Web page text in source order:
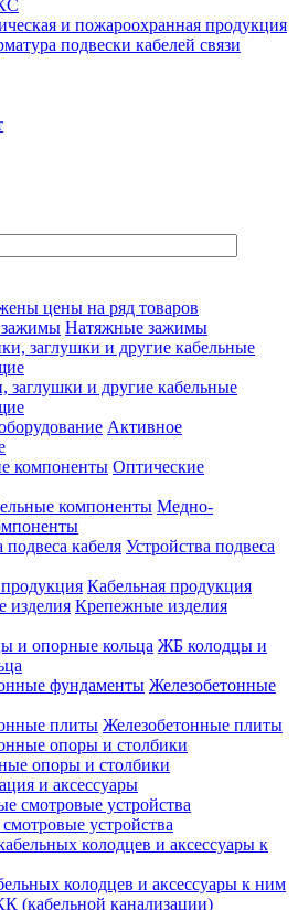
и пожароохранная продукция
подвески кабелей связи
цены на ряд товаров
Натяжные зажимы
заглушки и другие кабельные
Активное
Оптические
Медно-
Устройства подвеса
Кабельная продукция
Крепежные изделия
ЖБ колодцы и
Железобетонные
Железобетонные плиты
опоры и столбики
и аксессуары
устройства
колодцев и аксессуары к ним
(кабельной канализации)